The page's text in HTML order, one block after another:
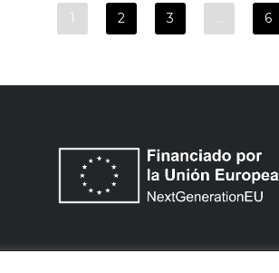
1 2 3 … 6